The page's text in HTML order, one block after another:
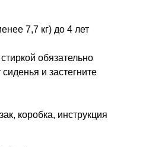
7,7 кг) до 4 лет
обязательно
и застегните
коробка, инструкция